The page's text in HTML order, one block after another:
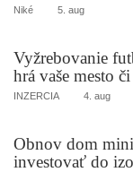
Niké 5. aug
Vyžrebovanie
hrá vaše mesto
INZERCIA 4. aug
Obnov dom
investovať do